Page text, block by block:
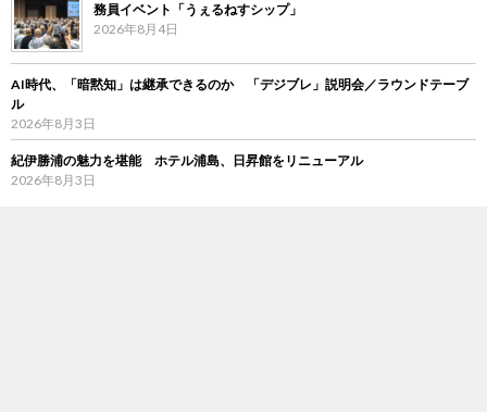
務員イベント「うぇるねすシップ」
2026年8月4日
AI時代、「暗黙知」は継承できるのか 「デジブレ」説明会／ラウンドテーブ
ル
2026年8月3日
紀伊勝浦の魅力を堪能 ホテル浦島、日昇館をリニューアル
2026年8月3日